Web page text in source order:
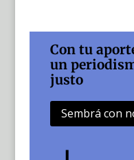
Con tu
un
justo
Sembrá con